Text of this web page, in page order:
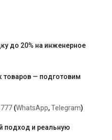
до 20% на инженерное
товаров — подготовим
(WhatsApp,Telegram)
подход и реальную